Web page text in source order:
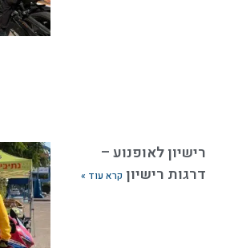
רישיון לאופנוע –
דרגות רישיון קרא עוד »